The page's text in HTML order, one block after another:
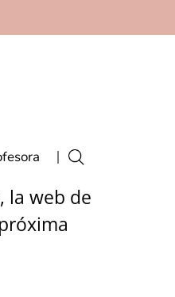
la web de